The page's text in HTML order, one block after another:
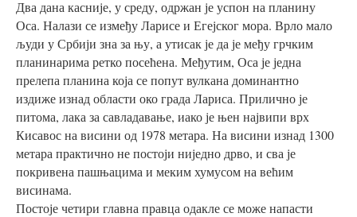
Два дана касније, у среду, одржан је успон на планину
Оса. Налази се између Ларисе и Егејског мора. Врло мало
људи у Србији зна за њу, а утисак је да је међу грчким
планинарима ретко посећена. Међутим, Оса је једна
прелепа планина која се попут вулкана доминантно
издиже изнад области око града Лариса. Прилично је
питома, лака за савладавање, иако је њен највипи врх
Кисавос на висини од 1978 метара. На висини изнад 1300
метара практично не постоји ниједно дрво, и сва је
покривена пашњацима и меким хумусом на већим
висинама.
Постоје четири главна правца одакле се може напасти